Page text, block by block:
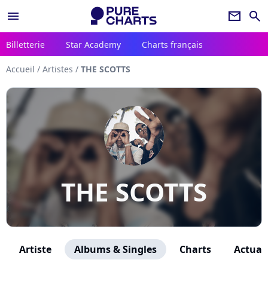
menu newsletter search
Billetterie Star Academy Charts français
Accueil / Artistes / THE SCOTTS
THE SCOTTS
Artiste Albums & Singles Charts